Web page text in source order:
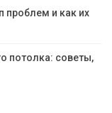
проблем и как их
потолка: советы,